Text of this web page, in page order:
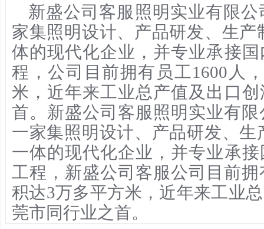
新盛公司客服照明实业有限
家集照明设计、产品研发、生
体的现代化企业，并专业承接
程，公司目前拥有员工1600人
米，近年来工业总产值及出口
首。 新盛公司客服照明实业有
一家集照明设计、产品研发、
一体的现代化企业，并专业承
工程， 新盛公司客服公司目前拥
积达3万多平方米，近年来工业
莞市同行业之首。